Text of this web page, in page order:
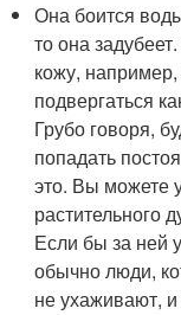
Она боится
то она
кожу, например,
подвергаться
Грубо говоря,
попадать
это. Вы можете
растительного
Если бы за ней
обычно люди,
не ухаживают,